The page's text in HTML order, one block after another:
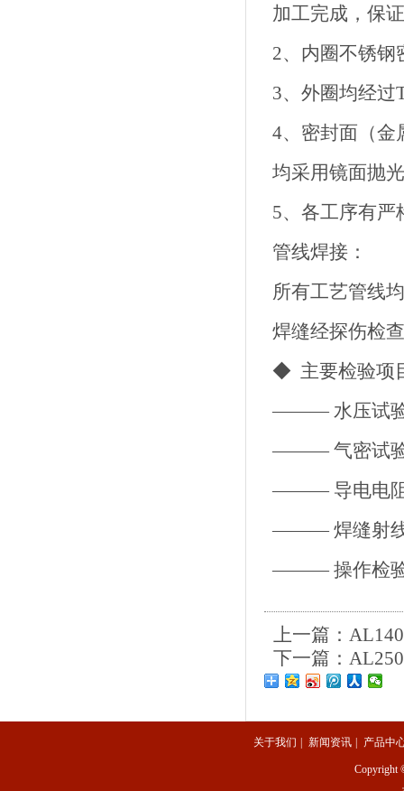
加工完成，保
2、内圈不锈钢
3、外圈
4、密封面（
均采用
5、各工
管线焊接：
所有工艺管
焊缝经探伤
◆ 主
———
———
——— 导
——— 焊
——— 操作
上一篇：
下一篇：
关于我们 新闻资讯 产品中
Copyright